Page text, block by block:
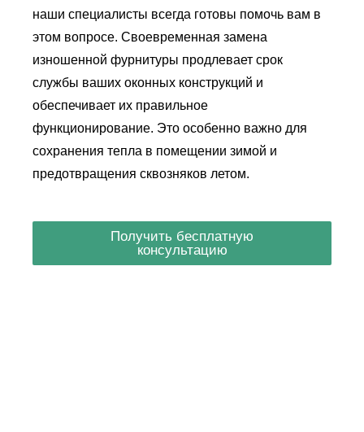
наши специалисты всегда готовы помочь вам в
этом вопросе. Своевременная замена
изношенной фурнитуры продлевает срок
службы ваших оконных конструкций и
обеспечивает их правильное
функционирование. Это особенно важно для
сохранения тепла в помещении зимой и
предотвращения сквозняков летом.
Получить бесплатную
консультацию